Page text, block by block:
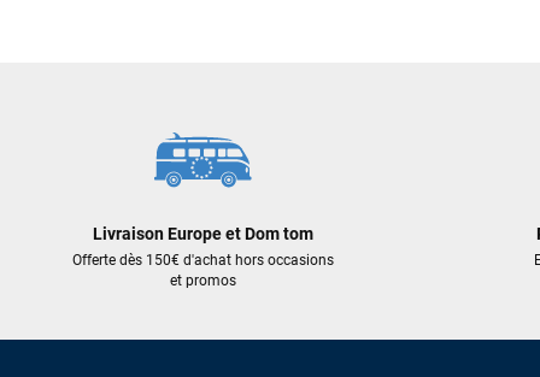
Livraison Europe et Dom tom
Offerte dès 150€ d'achat hors occasions
et promos